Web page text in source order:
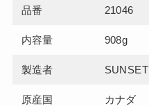
品番 21046
内容量 908g
製造者 SUNSET
原産国 カナダ